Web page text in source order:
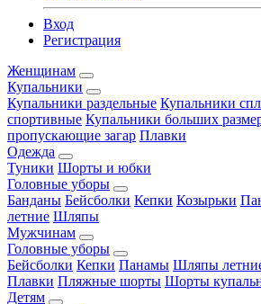
Вход
Регистрация
Женщинам
Купальники
Купальники раздельные Купальники
спортивные Купальники больших
пропускающие загар Плавки
Одежда
Туники Шорты и юбки
Головные уборы
Банданы Бейсболки Кепки Козырьки
летние Шляпы
Мужчинам
Головные уборы
Бейсболки Кепки Панамы Шляпы
Плавки Пляжные шорты Шорты
Детям